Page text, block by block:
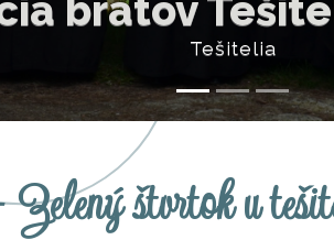
s
Páter Jozef Litomiský
štvrtok u